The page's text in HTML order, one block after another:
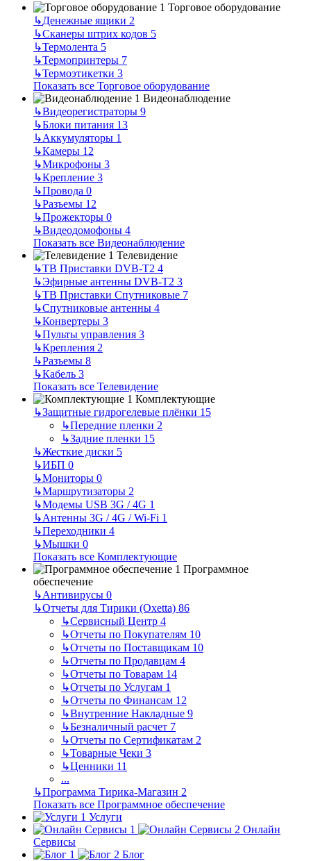
Торговое оборудование
↳Денежные ящики 2
↳Сканеры штрих кодов 5
↳Термолента 5
↳Термопринтеры 7
↳Термоэтикетки 3
Показать все Торговое оборудование
Видеонаблюдение
↳Видеорегистраторы 9
↳Блоки питания 13
↳Аккумуляторы 1
↳Камеры 12
↳Микрофоны 3
↳Крепление 3
↳Провода 0
↳Разъемы 12
↳Прожекторы 0
↳Видеодомофоны 4
Показать все Видеонаблюдение
Телевидение
↳ТВ Приставки DVB-T2 4
↳Эфирные антенны DVB-T2 3
↳ТВ Приставки Спутниковые 7
↳Спутниковые антенны 4
↳Конвертеры 3
↳Пульты управления 3
↳Крепления 2
↳Разъемы 8
↳Кабель 3
Показать все Телевидение
Комплектующие
↳Защитные гидрогелевые плёнки 15
↳Передние пленки 2
↳Задние пленки 15
↳Жесткие диски 5
↳ИБП 0
↳Мониторы 0
↳Маршрутизаторы 2
↳Модемы USB 3G / 4G 1
↳Антенны 3G / 4G / Wi-Fi 1
↳Переходники 4
↳Мышки 0
Показать все Комплектующие
Программное
обеспечение
↳Антивирусы 0
↳Отчеты для Тирики (Oxetta) 86
↳Сервисный Центр 4
↳Отчеты по Покупателям 10
↳Отчеты по Поставщикам 10
↳Отчеты по Продавцам 4
↳Отчеты по Товарам 14
↳Отчеты по Услугам 1
↳Отчеты по Финансам 12
↳Внутренние Накладные 9
↳Безналичный расчет 7
↳Отчеты по Сертификатам 2
↳Товарные Чеки 3
↳Ценники 11
...
↳Программа Тирика-Магазин 2
Показать все Программное обеспечение
Услуги
Онлайн
Сервисы
Блог